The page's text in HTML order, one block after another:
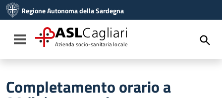
Vai al menu di navigazione
Vai al footer
Regione Autonoma della Sardegna
Toggle navigation
ASLCagliari
Azienda socio-sanitaria locale
Completamento orario a